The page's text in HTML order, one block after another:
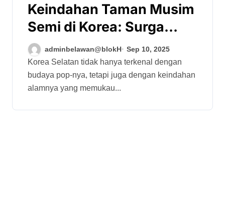
Keindahan Taman Musim
Semi di Korea: Surga
Bunga yang Memikat Hati
adminbelawan@blokH Sep 10, 2025
Korea Selatan tidak hanya terkenal dengan
budaya pop-nya, tetapi juga dengan keindahan
alamnya yang memukau...